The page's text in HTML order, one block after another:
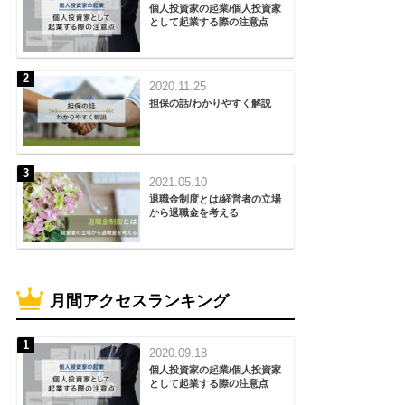
個人投資家の起業/個人投資家
として起業する際の注意点
2020.11.25
担保の話/わかりやすく解説
2021.05.10
退職金制度とは/経営者の立場
から退職金を考える
月間アクセスランキング
2020.09.18
個人投資家の起業/個人投資家
として起業する際の注意点